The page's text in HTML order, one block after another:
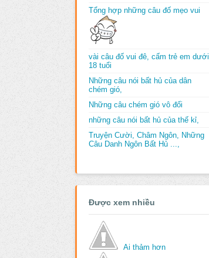
Tổng hợp những câu đố mẹo vui
vài câu đố vui đê, cấm trẻ em dưới
18 tuổi
Những câu nói bất hủ của dân
chém gió,
Những câu chém gió vô đối
những câu nói bất hủ của thế kỉ,
Truyện Cười, Châm Ngôn, Những
Câu Danh Ngôn Bất Hủ ...,
Được xem nhiều
Ai thảm hơn